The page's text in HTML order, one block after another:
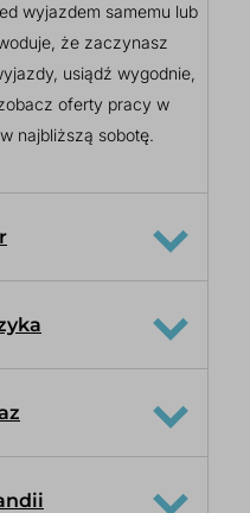
wyjazdem samemu lub
że zaczynasz
usiądź wygodnie,
oferty pracy w
najbliższą sobotę.